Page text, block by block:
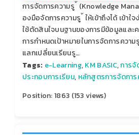
การจัดการความรู ้ (Knowledge
องมือจัดการความรู ้ ให้เข้าถึงได้ เข้าใ
ใช้ตัดสินใจบนฐานของการมีข้อมูลและ
การกําหนดเป้าหมายในการจัดการควา
แลกเปลี่ยนเรียนรู…
Tags: e-Learning,KM BASIC,การจั
ประกอบการเรียน, หลักสูตรการจัดการ
Position:1863 (153views)